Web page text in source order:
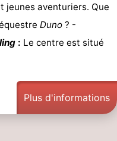
jeunes aventuriers. Que
Duno ? -
: Le centre est situé
Plus d'informations